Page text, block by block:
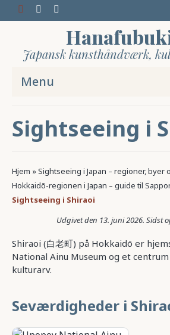
Japansk kunsthåndværk,
Menu
Sightseeing i
Hjem »Sightseeing i Japan – regioner,
Hokkaidō-regionen i Japan – guide til
Sightseeing i Shiraoi
13. juni 2026
Shiraoi (白老町) på Hokkaidō er
National Ainu Museum og et
kulturarv.
Seværdigheder i